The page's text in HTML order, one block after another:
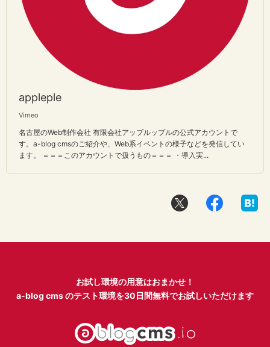
appleple
Vimeo
名古屋のWeb制作会社 有限会社アップルップルの公式アカウントで
す。a-blog cmsのご紹介や、Web系イベントの様子などを発信してい
ます。 ＝＝＝このアカウントで扱うもの＝＝＝ ・導入実...
お試し環境の用意はおまかせ！
a-blog cms のテスト環境を30日間無料でお試しいただけます